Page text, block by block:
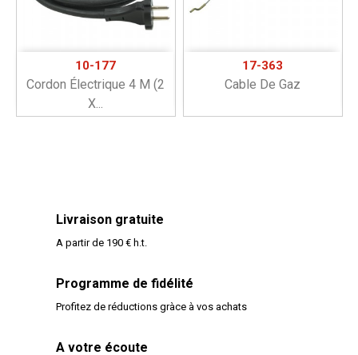
10-177
Cordon Électrique 4 M (2
X...
17-363
Cable De Gaz
Livraison gratuite
A partir de 190 € h.t.
Programme de fidélité
Profitez de réductions gràce à vos achats
A votre écoute